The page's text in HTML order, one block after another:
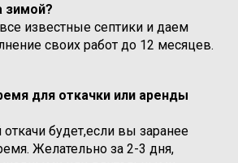
зимой?
известные септики и даем
своих работ до 12 месяцев.
для откачки или аренды
будет,если вы заранее
Желательно за 2-3 дня,